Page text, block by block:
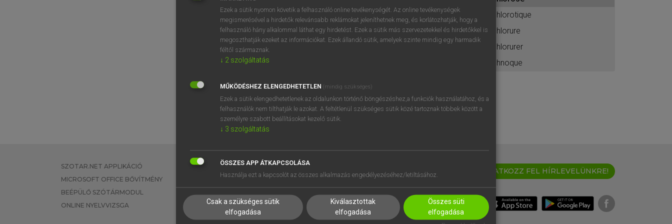
BELÉPÉS
próbaverziójának elindításához
regisztrálok ésbelépek.
REGISZTRÁCIÓ
chlorotique
chlorure
chlorurer
chnoque
SZOTAR.NET APPLIKÁCIÓ
MICROSOFT OFFICE BŐVÍTMÉNY
BEÉPÜLŐ SZÓTÁRMODUL
ONLINE NYELVVIZSGA
EGYÉNI FELHASZNÁLÓKNAK
TANULÓKNAK
VÁLLALATI MEGOLDÁSOK
SÚGÓ
RÓLUNK
SÜTI BEÁLLÍTÁSOK
IRATKOZZ FEL HÍRLEVELÜNKRE!
Ezek a sütik nyomon követik a felhasználó online tevékenységét. Az online tevékenységek
megismerésével a hirdetők relevánsabb reklámokat jeleníthetnek meg, és korlátozhatják, hogy a
felhasználó hány alkalommal láthat egy hirdetést. Ezek a sütik más szervezetekkel és hirdetőkkel is
megoszthatják ezeket az információkat. Ezek állandó sütik, amelyek szinte mindig egy harmadik
féltől származnak.
↓ 2 szolgáltatás
MŰKÖDÉSHEZ ELENGEDHETETLEN (mindig szükséges)
Ezek a sütik elengedhetetlenek az oldalunkon történő böngészéshez,a funkciók használatához, és a
felhasználók nem tilthatják le azokat. A feltétlenül szükséges sütik közé tartoznak többek között a
személyre szabott beállításokat kezelő sütik.
↓ 3 szolgáltatás
ÖSSZES APP ÁTKAPCSOLÁSA
Használja ezt a kapcsolót az összes alkalmazás engedélyezéséhez/letiltásához.
Csak a szükséges sütik
elfogadása
Kiválasztottak
elfogadása
Összes süti
elfogadása